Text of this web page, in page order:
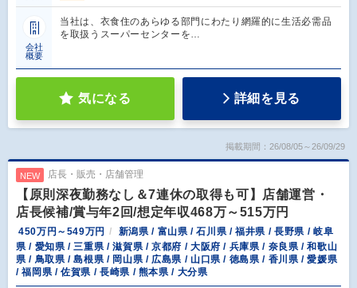
会社
概要
当社は、衣食住のあらゆる部門にわたり網羅的に生活必需品
を取扱うスーパーセンターを…
気になる 詳細を見る
掲載期間：26/08/05～26/09/29
NEW 店長・販売・店舗管理
【原則深夜勤務なし＆7連休の取得も可】店舗運営・
店長候補/賞与年2回/想定年収468万～515万円
450万円～549万円
新潟県 / 富山県 / 石川県 / 福井県 / 長野県 / 岐阜
県 / 愛知県 / 三重県 / 滋賀県 / 京都府 / 大阪府 / 兵庫県 / 奈良県 / 和歌山
県 / 鳥取県 / 島根県 / 岡山県 / 広島県 / 山口県 / 徳島県 / 香川県 / 愛媛県
/ 福岡県 / 佐賀県 / 長崎県 / 熊本県 / 大分県